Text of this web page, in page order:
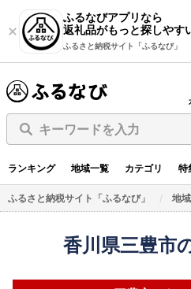
ふるなびアプリなら
返礼品がもっと探しやす
ふるさと納税サイト「ふるなび」
キーワードを入力
ランキング 地域一覧 カテゴリ 特
ふるさと納税サイト「ふるなび」 地
香川県三豊市